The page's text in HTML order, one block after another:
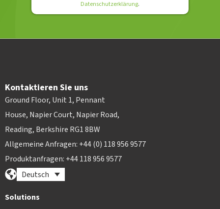
Datenschutzerklärung.
Kontaktieren Sie uns
Ground Floor, Unit 1, Pennant
House, Napier Court, Napier Road,
Reading, Berkshire RG1 8BW
Allgemeine Anfragen: +44 (0) 118 956 9577
Produktanfragen: +44 118 956 9577
Deutsch
Solutions